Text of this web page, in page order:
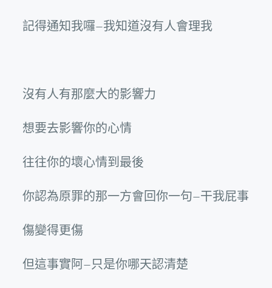
記得通知我囉–我知道沒有人會理我
沒有人有那麼大的影響力
想要去影響你的心情
往往你的壞心情到最後
你認為原罪的那一方會回你一句–干我屁事
傷變得更傷
但這事實阿–只是你哪天認清楚